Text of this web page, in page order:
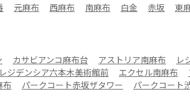
元麻布 西麻布 南麻布 白金 赤坂 東
カサビアンコ麻布台 アストリア南麻布 レ
ジデンシア六本木美術館前 エクセル南麻布
布 パークコート赤坂ザタワー パークコート